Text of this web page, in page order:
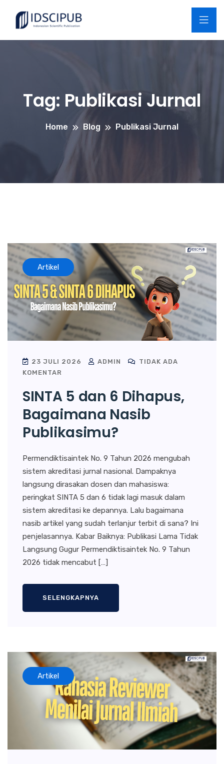
Tag: Publikasi Jurnal
Home Blog Publikasi Jurnal
Artikel
23 JULI 2026 ADMIN
TIDAK ADA
KOMENTAR
SINTA 5 dan 6 Dihapus,
Bagaimana Nasib
Publikasimu?
Permendiktisaintek No. 9 Tahun 2026 mengubah
sistem akreditasi jurnal nasional. Dampaknya
langsung dirasakan dosen dan mahasiswa:
peringkat SINTA 5 dan 6 tidak lagi masuk dalam
sistem akreditasi ke depannya. Lalu bagaimana
nasib artikel yang sudah terlanjur terbit di sana? Ini
penjelasannya. Kabar Baiknya: Publikasi Lama Tidak
Langsung Gugur Permendiktisaintek No. 9 Tahun
2026 tidak mencabut […]
SELENGKAPNYA
Artikel